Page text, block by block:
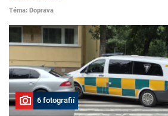
Téma: Doprava
6 fotografií